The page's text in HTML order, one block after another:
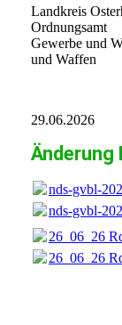
Landkreis
Ordnungsamt
Gewerbe und
und Waffen
29.06.2026
Änderung
nds-gvbl-
nds-gvbl-
26_06_26
26_06_26